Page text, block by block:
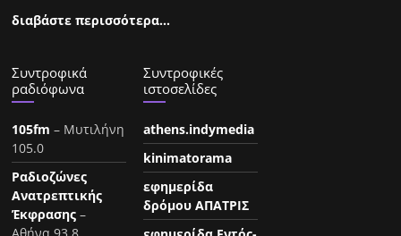
διαβάστε περισσότερα…
Συντροφικά
ραδιόφωνα
105fm – Μυτιλήνη
105.0
Ραδιοζώνες
Ανατρεπτικής
Έκφρασης –
Συντροφικές
ιστοσελίδες
athens.indymedia
kinimatorama
εφημερίδα
δρόμου ΑΠΑΤΡΙΣ